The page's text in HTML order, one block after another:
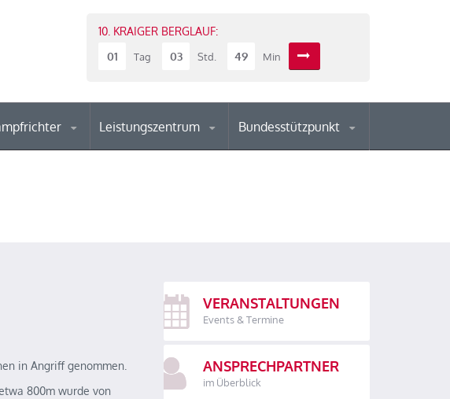
10. KRAIGER BERGLAUF:
01
Tag 03 Std. 49 Min
Leistungszentrum Bundesstützpunkt
in Angriff genommen.
800m wurde von
VERANSTALTUNGEN
Events & Termine
ANSPRECHPARTNER
im Überblick